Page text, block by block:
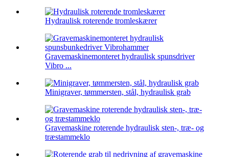
Hydraulisk roterende tromleskærer
Gravemaskinemonteret hydraulisk spunsdriver
Vibro ...
Minigraver, tømmersten, stål, hydraulisk grab
Gravemaskine roterende hydraulisk sten-, træ- og
træstammeklo